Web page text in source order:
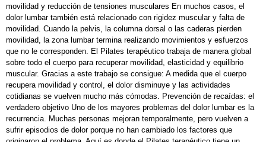
movilidad y reducción de tensiones musculares En muchos casos, el
dolor lumbar también está relacionado con rigidez muscular y falta de
movilidad. Cuando la pelvis, la columna dorsal o las caderas pierden
movilidad, la zona lumbar termina realizando movimientos y esfuerzos
que no le corresponden. El Pilates terapéutico trabaja de manera global
sobre todo el cuerpo para recuperar movilidad, elasticidad y equilibrio
muscular. Gracias a este trabajo se consigue: A medida que el cuerpo
recupera movilidad y control, el dolor disminuye y las actividades
cotidianas se vuelven mucho más cómodas. Prevención de recaídas: el
verdadero objetivo Uno de los mayores problemas del dolor lumbar es la
recurrencia. Muchas personas mejoran temporalmente, pero vuelven a
sufrir episodios de dolor porque no han cambiado los factores que